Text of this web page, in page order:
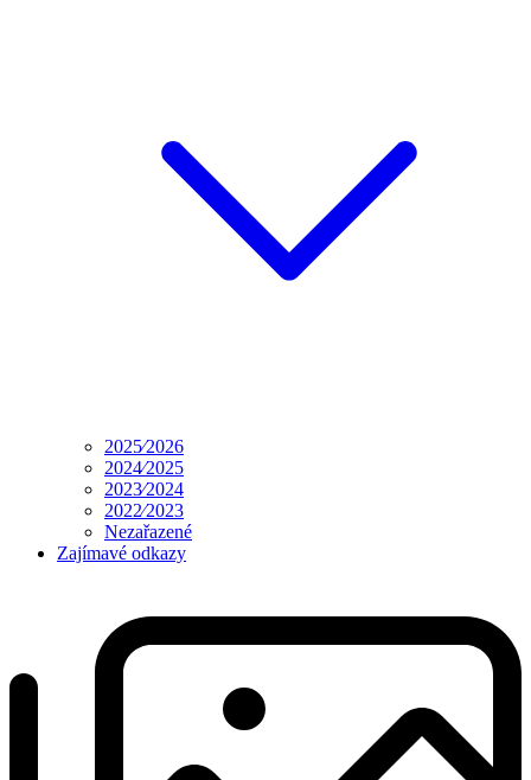
2025⁄2026
2024⁄2025
2023⁄2024
2022⁄2023
Nezařazené
Zajímavé odkazy